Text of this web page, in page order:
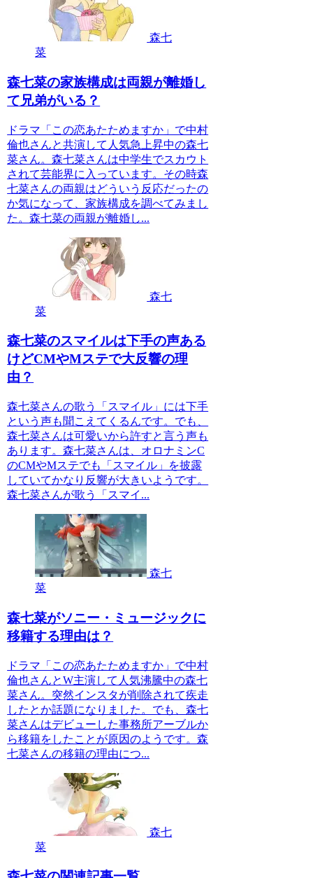
森七
菜
森七菜の家族構成は両親が離婚し
て兄弟がいる？
ドラマ「この恋あたためますか」で中村
倫也さんと共演して人気急上昇中の森七
菜さん。森七菜さんは中学生でスカウト
されて芸能界に入っています。その時森
七菜さんの両親はどういう反応だったの
か気になって、家族構成を調べてみまし
た。森七菜の両親が離婚し...
森七
菜
森七菜のスマイルは下手の声ある
けどCMやMステで大反響の理
由？
森七菜さんの歌う「スマイル」には下手
という声も聞こえてくるんです。でも、
森七菜さんは可愛いから許すと言う声も
あります。森七菜さんは、オロナミンC
のCMやMステでも「スマイル」を披露
していてかなり反響が大きいようです。
森七菜さんが歌う「スマイ...
森七
菜
森七菜がソニー・ミュージックに
移籍する理由は？
ドラマ「この恋あたためますか」で中村
倫也さんとW主演して人気沸騰中の森七
菜さん。突然インスタが削除されて疾走
したとか話題になりました。でも、森七
菜さんはデビューした事務所アーブルか
ら移籍をしたことが原因のようです。森
七菜さんの移籍の理由につ...
森七
菜